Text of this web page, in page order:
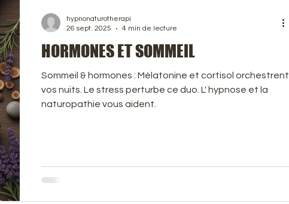
HORMONES ET SOMMEIL
Sommeil & hormones : Mélatonine et cortisol orchestrent
vos nuits. Le stress perturbe ce duo. L' hypnose et la
naturopathie vous aident.
hypnonaturotherapi
26 sept. 2025
4 min de lecture